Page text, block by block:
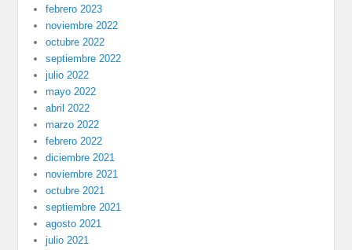
febrero 2023
noviembre 2022
octubre 2022
septiembre 2022
julio 2022
mayo 2022
abril 2022
marzo 2022
febrero 2022
diciembre 2021
noviembre 2021
octubre 2021
septiembre 2021
agosto 2021
julio 2021